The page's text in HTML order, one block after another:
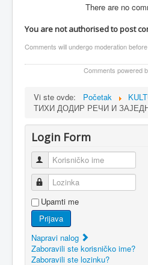
There are no
You are not authorised to post
Comments will undergo moderation
Comments powered
Vi ste ovde: Početak
ТИХИ ДОДИР РЕЧИ И
Login Form
Korisničko ime
Lozinka
Upamti me
Prijava
Napravi nalog
Zaboravili ste korisničko ime?
Zaboravili ste lozinku?